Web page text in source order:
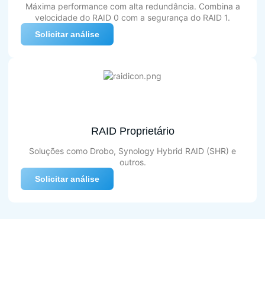
Máxima performance com alta redundância. Combina a
velocidade do RAID 0 com a segurança do RAID 1.
Solicitar análise
RAID Proprietário
Soluções como Drobo, Synology Hybrid RAID (SHR) e
outros.
Solicitar análise